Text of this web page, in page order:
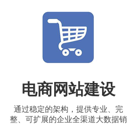
电商网站建设
通过稳定的架构，提供专业、完
整、可扩展的企业全渠道大数据销